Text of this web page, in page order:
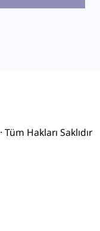
· Tüm Hakları Saklıdır